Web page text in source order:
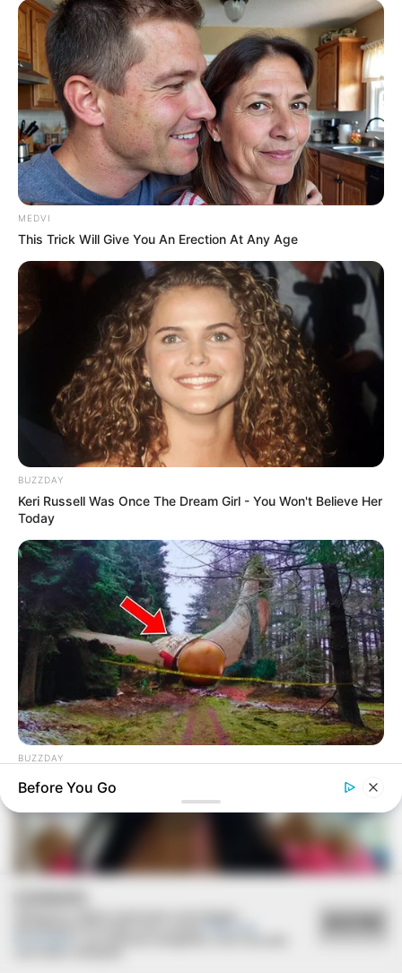
MEDVI
This Trick Will Give You An Erection At Any Age
BUZZDAY
Keri Russell Was Once The Dream Girl - You Won't Believe Her
Today
BUZZDAY
Giant Object Found In Forest Stuns Scientists
Before You Go